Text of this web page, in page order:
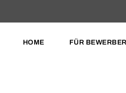
HOME FÜR BEWERBER